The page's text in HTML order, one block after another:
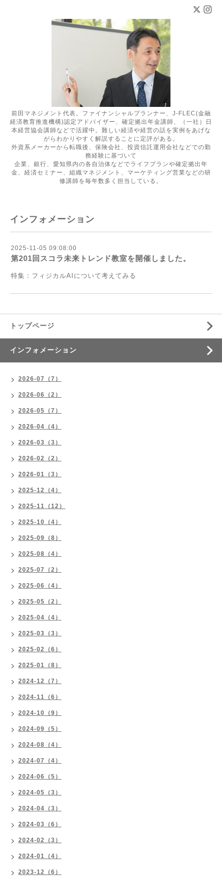
前田マネジメント代表。ファイナンシャルプランナー、J-FLEC(金融
経済教育推進機構)認定アドバイザー、確定拠出年金講師、（一社）日
本経営協会講師などで活躍中。難しい経済や経営の話を実例をあげな
がらわかりやすく解説することに定評がある。
外資系メーカーから転職後、保険会社、投資信託運用会社などでの勤
務経験に基づいて
企業、銀行、愛知県内の各自治体などでライフプランや確定拠出年
金、経済セミナー、組織マネジメント、マーケティング営業などの研
修講師を毎年数多く担当している。
インフォメーション
2025-11-05 09:08:00
第201回スコラ未来トレンド教室を開催しました。
特集：フィジカルAIについて考えてみる
トップページ
インフォメーション
2026-07（7）
2026-06（2）
2026-05（7）
2026-04（4）
2026-03（3）
2026-02（2）
2026-01（3）
2025-12（4）
2025-11（12）
2025-10（4）
2025-09（8）
2025-08（4）
2025-07（2）
2025-06（4）
2025-05（2）
2025-04（4）
2025-03（3）
2025-02（6）
2025-01（8）
2024-12（7）
2024-11（6）
2024-10（9）
2024-09（5）
2024-08（4）
2024-07（4）
2024-06（5）
2024-05（3）
2024-04（3）
2024-03（6）
2024-02（3）
2024-01（4）
2023-12（6）